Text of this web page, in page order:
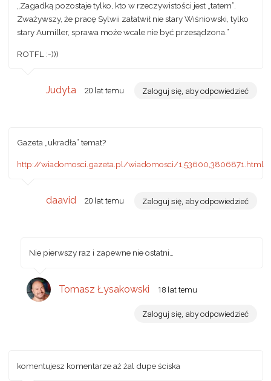
„Zagadką pozostaje tylko, kto w rzeczywistości jest „tatem”.
Zważywszy, że pracę Sylwii załatwił nie stary Wiśniowski, tylko
stary Aumiller, sprawa może wcale nie być przesądzona.”
ROTFL :-)))
Judyta 20 lat temu Zaloguj się, aby odpowiedzieć
Gazeta „ukradła” temat?
http://wiadomosci.gazeta.pl/wiadomosci/1,53600,3806871.html
daavid 20 lat temu Zaloguj się, aby odpowiedzieć
Nie pierwszy raz i zapewne nie ostatni…
Tomasz Łysakowski 18 lat temu
Zaloguj się, aby odpowiedzieć
komentujesz komentarze aż żal dupe ściska